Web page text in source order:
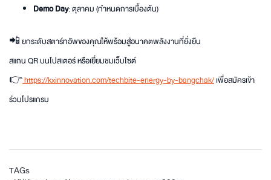
Demo Day: ตุลาคม (กำหนดการเบื้องต้น)
📲 ยกระดับสตาร์ทอัพของคุณให้พร้อมสู่อนาคตพลังงานที่ยั่งยืน
สแกน QR บนโปสเตอร์ หรือเยี่ยมชมเว็บไซต์
👉https://kxinnovation.com/techbite-energy-by-bangchak/เพื่อสมัครเข้า
ร่วมโปรแกรม
TAGs